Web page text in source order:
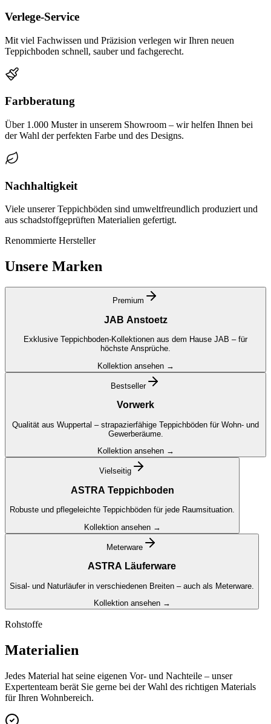
Verlege-Service
Mit viel Fachwissen und Präzision verlegen wir Ihren neuen
Teppichboden schnell, sauber und fachgerecht.
Farbberatung
Über 1.000 Muster in unserem Showroom – wir helfen Ihnen bei
der Wahl der perfekten Farbe und des Designs.
Nachhaltigkeit
Viele unserer Teppichböden sind umweltfreundlich produziert und
aus schadstoffgeprüften Materialien gefertigt.
Renommierte Hersteller
Unsere Marken
Premium
JAB Anstoetz
Exklusive Teppichboden-Kollektionen aus dem Hause JAB – für
höchste Ansprüche.
Kollektion ansehen →
Bestseller
Vorwerk
Qualität aus Wuppertal – strapazierfähige Teppichböden für Wohn- und
Gewerberäume.
Kollektion ansehen →
Vielseitig
ASTRA Teppichboden
Robuste und pflegeleichte Teppichböden für jede Raumsituation.
Kollektion ansehen →
Meterware
ASTRA Läuferware
Sisal- und Naturläufer in verschiedenen Breiten – auch als Meterware.
Kollektion ansehen →
Rohstoffe
Materialien
Jedes Material hat seine eigenen Vor- und Nachteile – unser
Expertenteam berät Sie gerne bei der Wahl des richtigen Materials
für Ihren Wohnbereich.